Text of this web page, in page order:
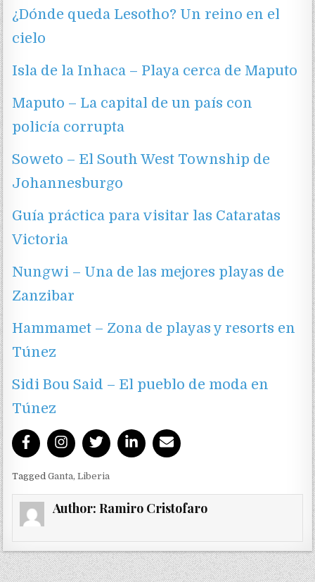
¿Dónde queda Lesotho? Un reino en el
cielo
Isla de la Inhaca – Playa cerca de Maputo
Maputo – La capital de un país con
policía corrupta
Soweto – El South West Township de
Johannesburgo
Guía práctica para visitar las Cataratas
Victoria
Nungwi – Una de las mejores playas de
Zanzibar
Hammamet – Zona de playas y resorts en
Túnez
Sidi Bou Said – El pueblo de moda en
Túnez
TaggedGanta,Liberia
Author:Ramiro Cristofaro